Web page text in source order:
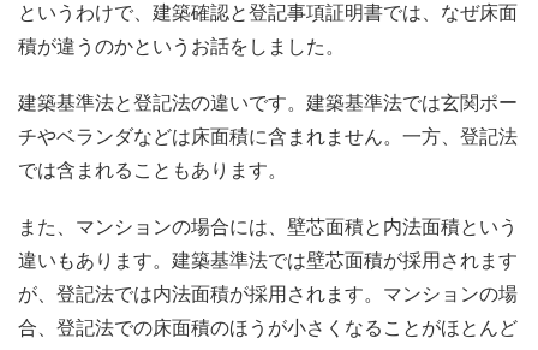
というわけで、建築確認と登記事項証明書では、なぜ床面
積が違うのかというお話をしました。
建築基準法と登記法の違いです。建築基準法では玄関ポー
チやベランダなどは床面積に含まれません。一方、登記法
では含まれることもあります。
また、マンションの場合には、壁芯面積と内法面積という
違いもあります。建築基準法では壁芯面積が採用されます
が、登記法では内法面積が採用されます。マンションの場
合、登記法での床面積のほうが小さくなることがほとんど